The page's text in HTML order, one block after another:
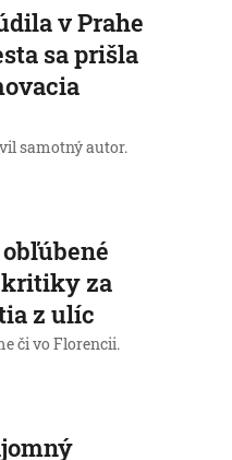
v Prahe
sa prišla
samotný autor.
kritiky za
z ulíc
či vo Florencii.